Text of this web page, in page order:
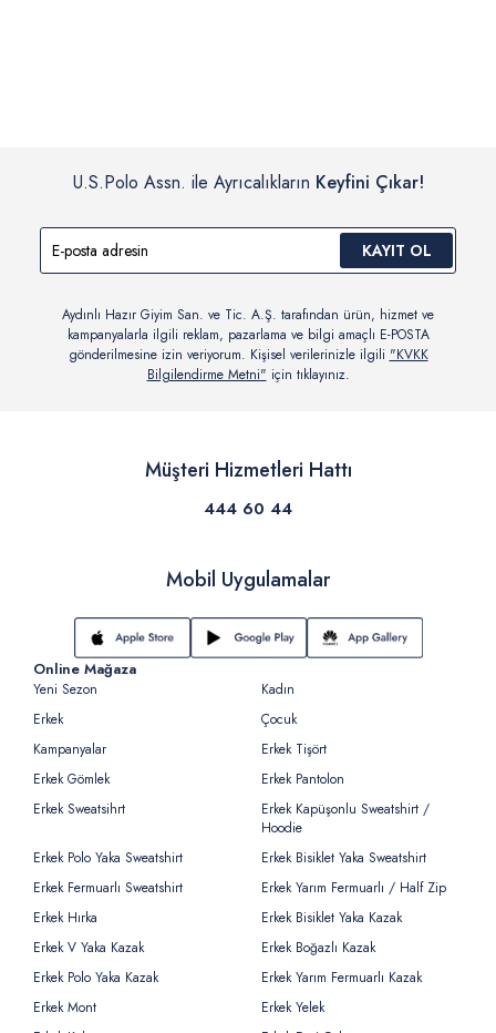
U.S.Polo Assn. ile Ayrıcalıkların Keyfini Çıkar!
KAYIT OL
Aydınlı Hazır Giyim San. ve Tic. A.Ş. tarafından ürün, hizmet ve
kampanyalarla ilgili reklam, pazarlama ve bilgi amaçlı E-POSTA
gönderilmesine izin veriyorum. Kişisel verilerinizle ilgili "KVKK
Bilgilendirme Metni" için tıklayınız.
Müşteri Hizmetleri Hattı
444 60 44
Mobil Uygulamalar
Online Mağaza
Yeni Sezon
Kadın
Erkek
Çocuk
Kampanyalar
Erkek Tişört
Erkek Gömlek
Erkek Pantolon
Erkek Sweatsihrt
Erkek Kapüşonlu Sweatshirt /
Hoodie
Erkek Polo Yaka Sweatshirt
Erkek Bisiklet Yaka Sweatshirt
Erkek Fermuarlı Sweatshirt
Erkek Yarım Fermuarlı / Half Zip
Erkek Hırka
Erkek Bisiklet Yaka Kazak
Erkek V Yaka Kazak
Erkek Boğazlı Kazak
Erkek Polo Yaka Kazak
Erkek Yarım Fermuarlı Kazak
Erkek Mont
Erkek Yelek